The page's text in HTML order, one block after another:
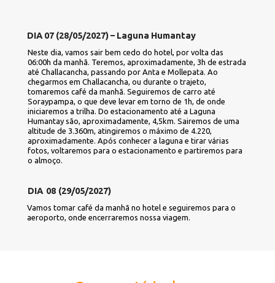
DIA 07 (28/05/2027) – Laguna Humantay
Neste dia, vamos sair bem cedo do hotel, por volta das
06:00h da manhã. Teremos, aproximadamente, 3h de estrada
até Challacancha, passando por Anta e Mollepata. Ao
chegarmos em Challacancha, ou durante o trajeto,
tomaremos café da manhã. Seguiremos de carro até
Soraypampa, o que deve levar em torno de 1h, de onde
iniciaremos a trilha. Do estacionamento até a Laguna
Humantay são, aproximadamente, 4,5km. Sairemos de uma
altitude de 3.360m, atingiremos o máximo de 4.220,
aproximadamente. Após conhecer a laguna e tirar várias
fotos, voltaremos para o estacionamento e partiremos para
o almoço.
DIA 08 (29/05/2027)
Vamos tomar café da manhã no hotel e seguiremos para o
aeroporto, onde encerraremos nossa viagem.